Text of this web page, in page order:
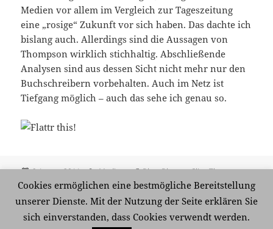
Medien vor allem im Vergleich zur Tageszeitung
eine „rosige“ Zukunft vor sich haben. Das dachte ich
bislang auch. Allerdings sind die Aussagen von
Thompson wirklich stichhaltig. Abschließende
Analysen sind aus dessen Sicht nicht mehr nur den
Buchschreibern vorbehalten. Auch im Netz ist
Tiefgang möglich – auch das sehe ich genau so.
Veröffentlicht
am
6. Januar 2011 Kategorien
Medien Schlagwörter
Blog,Blogger,Clive Thompson,
Journalismus,Journalismus 2.0,Medien,Microblogging,
,Thomas Knüwer Volontäre
Wochenmagazine
Schreibe einen Kommentarzu Alle Kanäle und
Cookies ermöglichen eine bestmögliche Bereitstellung
unserer Dienste. Mit der Nutzung der Seite erklären Sie
sich einverstanden, dass Cookies verwendt werden.